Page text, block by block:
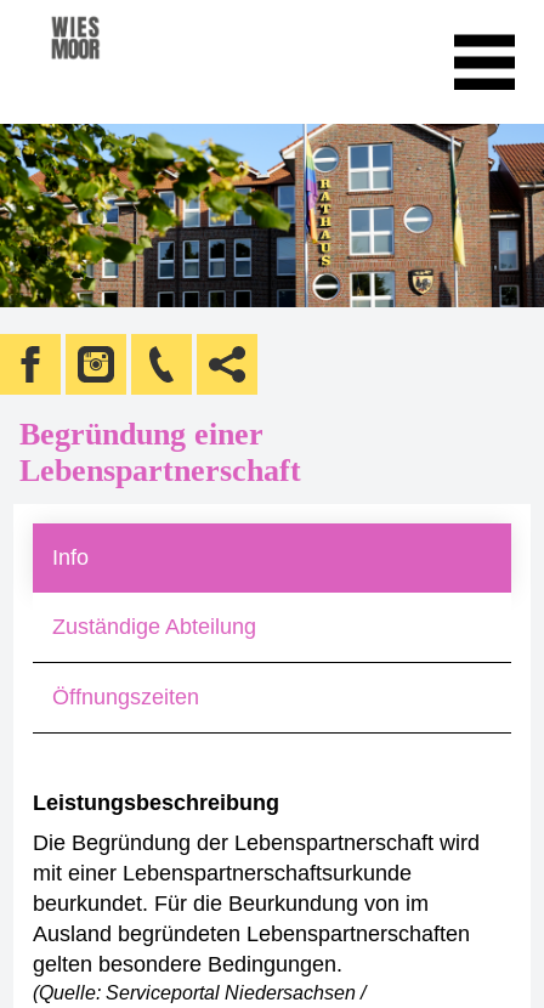
Begründung einer
Lebenspartnerschaft
Info
Zuständige Abteilung
Öffnungszeiten
Leistungsbeschreibung
Die Begründung der Lebenspartnerschaft wird
mit einer Lebenspartnerschaftsurkunde
beurkundet. Für die Beurkundung von im
Ausland begründeten Lebenspartnerschaften
gelten besondere Bedingungen.
(Quelle: Serviceportal Niedersachsen /